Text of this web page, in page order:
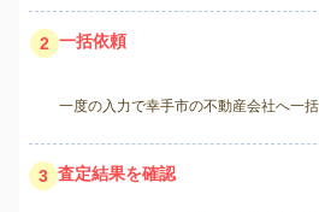
2 一括依頼
一度の入力で幸手市の不動産会社へ一括
3 査定結果を確認